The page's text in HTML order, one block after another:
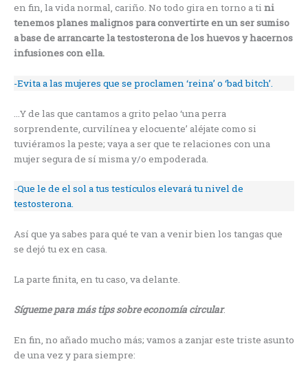
en fin, la vida normal, cariño. No todo gira en torno a ti ni
tenemos planes malignos para convertirte en un ser sumiso
a base de arrancarte la testosterona de los huevos y hacernos
infusiones con ella.
-Evita a las mujeres que se proclamen ‘reina’ o ‘bad bitch’.
…Y de las que cantamos a grito pelao ‘una perra
sorprendente, curvilínea y elocuente’ aléjate como si
tuviéramos la peste; vaya a ser que te relaciones con una
mujer segura de sí misma y/o empoderada.
-Que le de el sol a tus testículos elevará tu nivel de
testosterona.
Así que ya sabes para qué te van a venir bien los tangas que
se dejó tu ex en casa.
La parte finita, en tu caso, va delante.
Sígueme para más tips sobre economía circular.
En fin, no añado mucho más; vamos a zanjar este triste asunto
de una vez y para siempre: